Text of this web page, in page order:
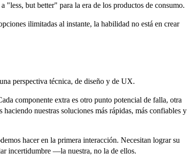
but better" para la era de los productos de consumo.
ilimitadas al instante, la habilidad no está en crear
perspectiva técnica, de diseño y de UX.
componente extra es otro punto potencial de falla, otra
nuestras soluciones más rápidas, más confiables y
hacer en la primera interacción. Necesitan lograr su
incertidumbre —la nuestra, no la de ellos.